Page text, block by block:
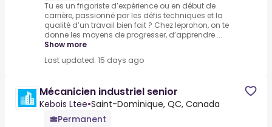
Tu es un frigoriste d’expérience ou en début de
carrière, passionné par les défis techniques et la
qualité d’un travail bien fait ? Chez leprohon, on te
donne les moyens de progresser, d’apprendre ...
Show more
Last updated: 15 days ago
Mécanicien industriel senior
Kebois Ltee•Saint-Dominique, QC, Canada
Permanent